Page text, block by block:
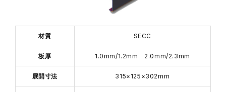
材質 SECC
板厚 1.0mm/1.2mm 2.0mm/2.3mm
展開寸法 315×125×302mm